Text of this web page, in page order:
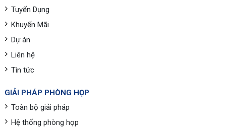
Tuyển Dụng
Khuyến Mãi
Dự án
Liên hệ
Tin tức
GIẢI PHÁP PHÒNG HỌP
Toàn bộ giải pháp
Hệ thống phòng họp